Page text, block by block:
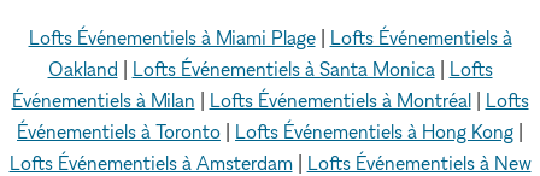
Lofts Événementiels à Miami Plage| Lofts Événementiels à
Oakland
Lofts Événementiels à Santa Monica| Lofts
Événementiels à Milan
Lofts Événementiels à Montréal| Lofts
Événementiels à Toronto
Lofts Événementiels à Hong Kong
Lofts Événementiels à Amsterdam| Lofts Événementiels à New